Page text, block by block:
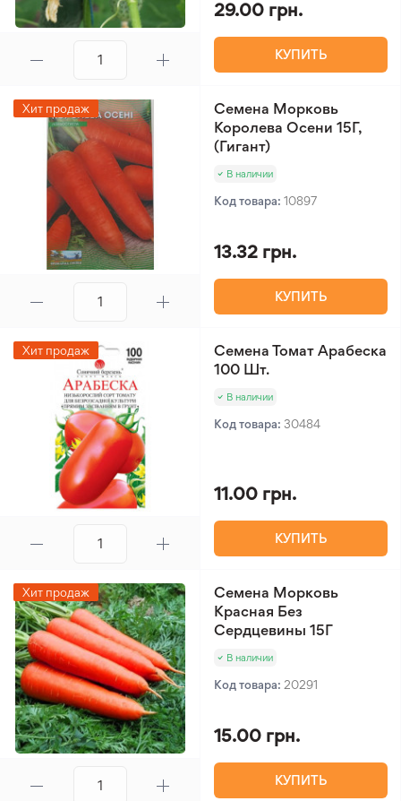
29.00 грн.
КУПИТЬ
Хит продаж
Семена Морковь
Королева Осени 15Г,
(Гигант)
В наличии
Код товара: 10897
13.32 грн.
КУПИТЬ
Хит продаж
Семена Томат Арабеска
100 Шт.
В наличии
Код товара: 30484
11.00 грн.
КУПИТЬ
Хит продаж
Семена Морковь
Красная Без
Сердцевины 15Г
В наличии
Код товара: 20291
15.00 грн.
КУПИТЬ